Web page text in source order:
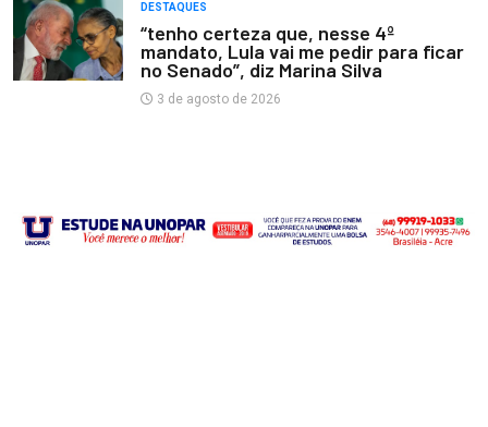
DESTAQUES
“tenho certeza que, nesse 4º
mandato, Lula vai me pedir para ficar
no Senado”, diz Marina Silva
3 de agosto de 2026